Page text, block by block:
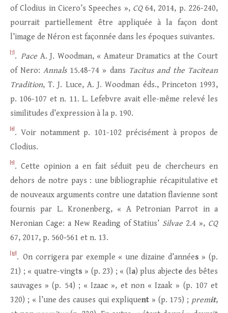
of Clodius in Cicero’s Speeches », CQ64, 2014, p. 226-240,
pourrait partiellement être appliquée à la façon dont
l’image de Néron est façonnée dans les époques suivantes.
[7]. Pace A. J. Woodman, « Amateur Dramatics at the Court
of Nero:Annals15.48-74 » dans Tacitus and the Tacitean
Tradition, T. J. Luce, A. J. Woodman éds., Princeton 1993,
p. 106-107 et n. 11. L. Lefebvre avait elle-même relevé les
similitudes d’expression à la p. 190.
[8]. Voir notamment p. 101-102 précisément à propos de
Clodius.
[9]. Cette opinion a en fait séduit peu de chercheurs en
dehors de notre pays : une bibliographie récapitulative et
de nouveaux arguments contre une datation flavienne sont
fournis par L. Kronenberg, « A Petronian Parrot in a
Neronian Cage: a New Reading of Statius’ Silvae 2.4 », CQ
67, 2017, p. 560‑561 et n. 13.
[10]. On corrigera par exemple « une dizaine d’années » (p.
21) ; « quatre-vingts » (p. 23) ; « (la) plus abjecte des bêtes
sauvages » (p. 54) ; « Izaac », et non « Izaak » (p. 107 et
320) ; « l’une des causes qui expliquent» (p. 175) ; premit,